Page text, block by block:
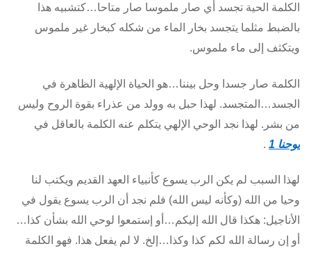
الكلمة الحية تجسد أي صار ملموسا صار متاحا…كتشبيه هذا
بالضبط مثلما يتجسد بخار الماء من شكله كبخار غير ملموس
ويتكثف إلى ماء ملموس.
الكلمة صار جسدا وحل بيننا…هو الحياة الإلهية الظاهرة في
الجسد…المتجسد. لهذا حبل به وولد من عذراء بقوة الروح وليس
من بشر. لهذا نجد الوحي الإلهي يتكلم عنه الكلمة بالعاقل في
يوحنا 1
.
لهذا السبب لم يكن الرب يسوع كأنبياء العهد القديم ويكتب لنا
وحيا من الله (وكأنه ليس الله) فلم نجد أن الرب يسوع يقول في
الأناجيل: هكذا قال الله إليكم…أو إستمعوا لوحي الله بشأن كذا…
أو إن رسالة الله لكم كذا وكذا…إلخ. لا لم يفعل هذا. فهو الكلمة